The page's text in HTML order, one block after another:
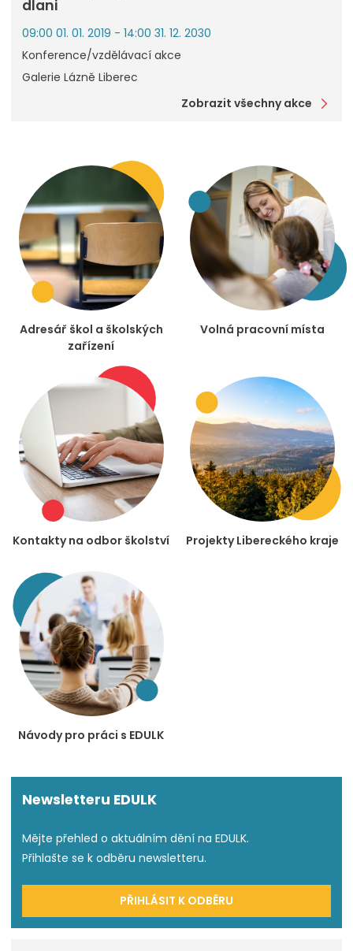
dlani
09:00 01. 01. 2019 - 14:00 31. 12. 2030
Konference/vzdělávací akce
Galerie Lázně Liberec
Zobrazit všechny akce
Adresář škol a školských
zařízení
Volná pracovní místa
Kontakty na odbor školství Projekty Libereckého kraje
Návody pro práci s EDULK
Newsletteru EDULK
Mějte přehled o aktuálním dění na EDULK.
Přihlašte se k odběru newsletteru.
PŘIHLÁSIT K ODBĚRU